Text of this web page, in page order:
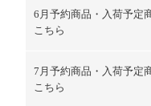
6月予約商品・入荷予定
こちら
7月予約商品・入荷予定
こちら